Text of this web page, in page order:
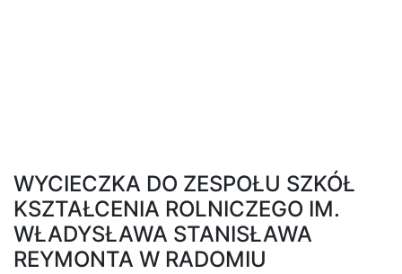
WYCIECZKA DO ZESPOŁU SZKÓŁ
KSZTAŁCENIA ROLNICZEGO IM.
WŁADYSŁAWA STANISŁAWA
REYMONTA W RADOMIU